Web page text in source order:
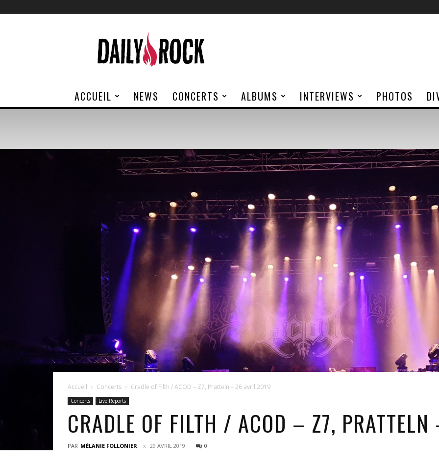
Rock
ACCUEIL NEWS CONCERTS ALBUMS INTERVIEWS PHOTOS
Accueil Concerts Cradle of Filth / ACOD – Z7, Pratteln – 26 avril 2019
Concerts Live Reports
CRADLE OF FILTH / ACOD – Z7,
PAR MÉLANIE FOLLONIER 29 AVRIL 2019 0